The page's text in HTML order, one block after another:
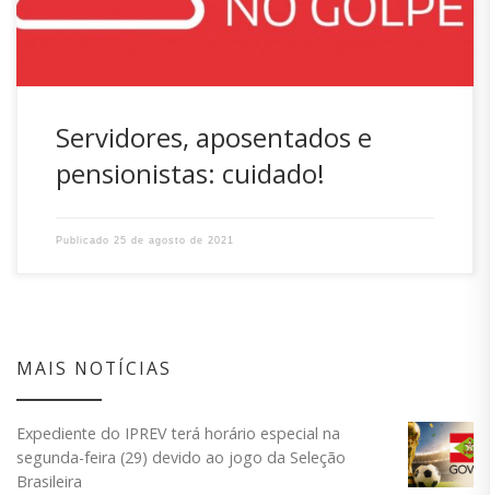
Servidores, aposentados e
pensionistas: cuidado!
Publicado 25 de agosto de 2021
MAIS NOTÍCIAS
Expediente do IPREV terá horário especial na
segunda-feira (29) devido ao jogo da Seleção
Brasileira